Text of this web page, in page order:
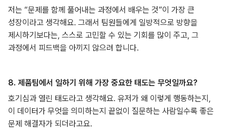
저는 “문제를 함께 풀어내는 과정에서 배우는 것”이 가장 큰
성장이라고 생각해요. 그래서 팀원들에게 일방적으로 방향을
제시하기보다는, 스스로 고민할 수 있는 기회를 많이 주고, 그
과정에서 피드백을 아끼지 않으려 합니다.
8. 제품팀에서 일하기 위해 가장 중요한 태도는 무엇일까요?
호기심과 열린 태도라고 생각해요. 유저가 왜 이렇게 행동하는지,
이 데이터가 무엇을 의미하는지 끝없이 질문하는 사람일수록 좋은
문제 해결자가 되더라고요.